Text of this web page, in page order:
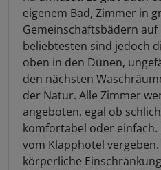
eigenem Bad, Zimmer in
Gemeinschaftsbädern auf
beliebtesten sind jedoch
oben in den Dünen,
den nächsten
der Natur. Alle Zimmer
angeboten, egal ob
komfortabel oder
vom Klapphotel
körperliche